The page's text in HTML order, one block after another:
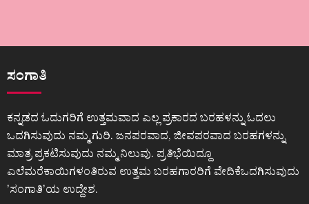
ಸಂಗಾತಿ
ಕನ್ನಡದ ಓದುಗರಿಗೆ ಉತ್ತಮವಾದ ಎಲ್ಲ ಪ್ರಕಾರದ ಬರಹಳನ್ನು ಓದಲು
ಒದಗಿಸುವುದು ನಮ್ಮ ಗುರಿ. ಜನಪರವಾದ, ಜೀವಪರವಾದ ಬರಹಗಳನ್ನು
ಮಾತ್ರ ಪ್ರಕಟಿಸುವುದು ನಮ್ಮ ನಿಲುವು. ಪ್ರತಿಭೆಯಿದ್ದೂ
ಎಲೆಮರೆಕಾಯಿಗಳಂತಿರುವ ಉತ್ತಮ ಬರಹಗಾರರಿಗೆ ವೇದಿಕೆಒದಗಿಸುವುದು
ʼಸಂಗಾತಿʼಯ ಉದ್ದೇಶ.